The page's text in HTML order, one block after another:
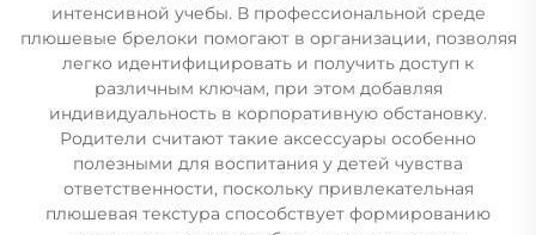
интенсивной учебы. В профессиональной среде
плюшевые брелоки помогают в организации, позволяя
легко идентифицировать и получить доступ к
различным ключам, при этом добавляя
индивидуальность в корпоративную обстановку.
Родители считают такие аксессуары особенно
полезными для воспитания у детей чувства
ответственности, поскольку привлекательная
плюшевая текстура способствует формированию